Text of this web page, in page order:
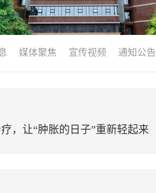
媒体聚焦 宣传视频 通知公告
，让“肿胀的日子”重新轻起来